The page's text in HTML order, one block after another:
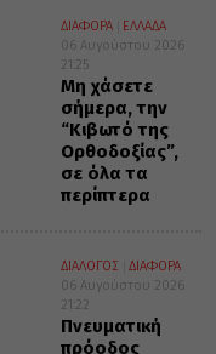
ΔΙΑΦΟΡΑ
ΕΛΛΑΔΑ
06 Αυγούστου 2026
21:25
Μη χάσετε
σήμερα, την
“Κιβωτό της
Ορθοδοξίας”,
σε όλα τα
περίπτερα
ΔΙΑΛΟΓΟΣ
ΔΙΑΦΟΡΑ
06 Αυγούστου 2026
21:22
Πνευματική
πρόοδος